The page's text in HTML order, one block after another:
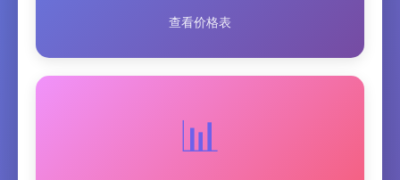
查看价格表
📊